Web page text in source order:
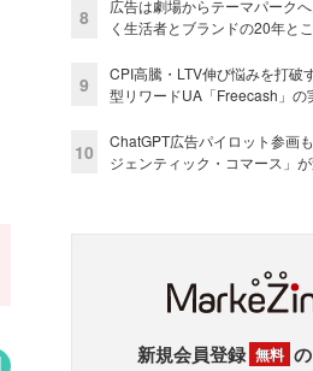
8
広告は劇場からテーマパーク
く生活者とブランドの20年と
9
CPI高騰・LTV伸び悩みを打
型リワードUA「Freecash」の
10
ChatGPT広告パイロット参画
ジェンティック・コマース」
新規会員登録 無料